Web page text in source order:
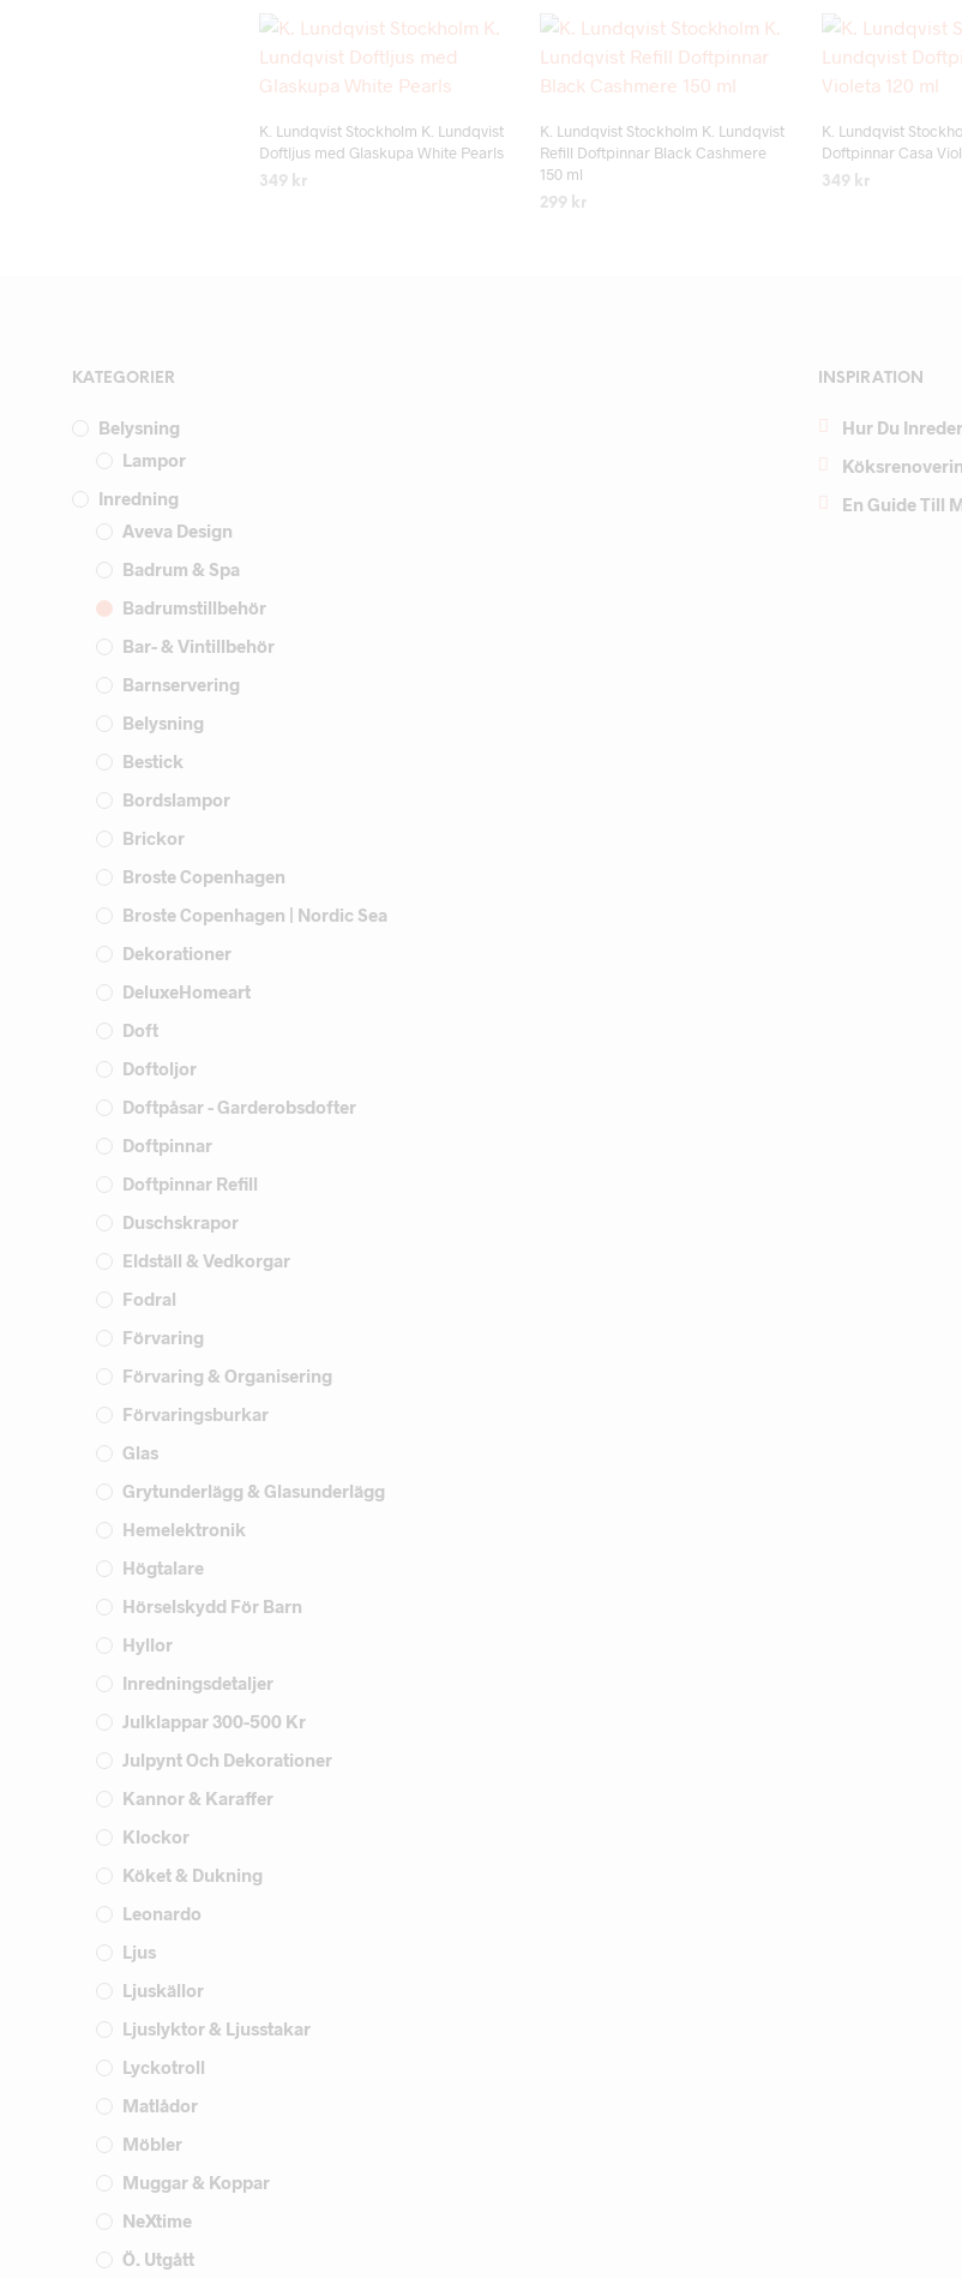
K. Lundqvist Stockholm K. Lundqvist
Doftljus med Glaskupa White Pearls
349 kr
Add to wishlist
K. Lundqvist Stockholm K. Lundqvist
Refill Doftpinnar Black Cashmere
150 ml
299 kr
K. Lundqvist
Doftpinnar Casa
349 kr
KATEGORIER
Belysning
Lampor
Inredning
Aveva Design
Badrum & Spa
Badrumstillbehör
Bar- & Vintillbehör
Barnservering
Belysning
Bestick
Bordslampor
Brickor
Broste Copenhagen
Broste Copenhagen | Nordic Sea
Dekorationer
DeluxeHomeart
Doft
Doftoljor
Doftpåsar - Garderobsdofter
Doftpinnar
Doftpinnar Refill
Duschskrapor
Eldställ & Vedkorgar
Fodral
Förvaring
Förvaring & Organisering
Förvaringsburkar
Glas
Grytunderlägg & Glasunderlägg
Hemelektronik
Högtalare
Hörselskydd För Barn
Hyllor
Inredningsdetaljer
Julklappar 300-500 Kr
Julpynt Och Dekorationer
Kannor & Karaffer
Klockor
Köket & Dukning
Leonardo
Ljus
Ljuskällor
Ljuslyktor & Ljusstakar
Lyckotroll
Matlådor
Möbler
Muggar & Koppar
NeXtime
Ö. Utgått
INSPIRATION
Hur Du
En Guide Till